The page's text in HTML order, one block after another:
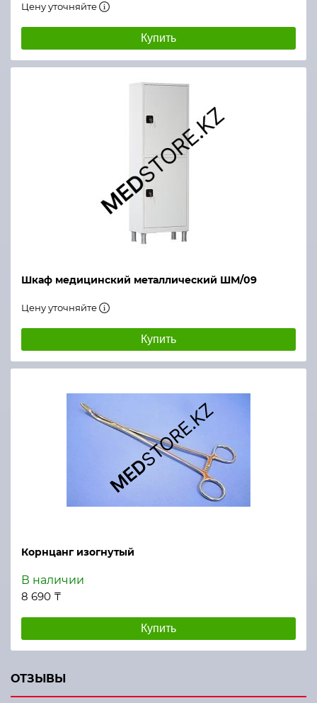
Цену уточняйте
Купить
Шкаф медицинский металлический ШМ/09
Цену уточняйте
Купить
Корнцанг изогнутый
В наличии
8 690 ₸
Купить
ОТЗЫВЫ